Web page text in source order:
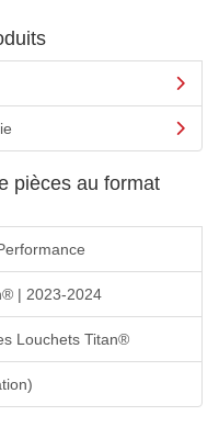
pièces au format
| 2023-2024
Louchets Titan®